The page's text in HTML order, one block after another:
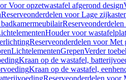
Voor opzetwastafel afgerond design
Reserveonderdelen voor Lage
Houder voor
Reserveonderdelen voor Met
LichtelementenGrepenVerder
Kraan op de wastafel,
Kraan op de wastafel,
Reserveonderdelen voor